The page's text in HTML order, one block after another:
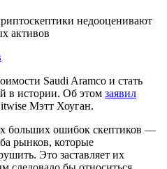
недооценивают
активов
Saudi Aramco и стать
в истории. Об этом заявил
Мэтт Хоуган.
больших ошибок скептиков —
рынков, которые
Это заставляет их